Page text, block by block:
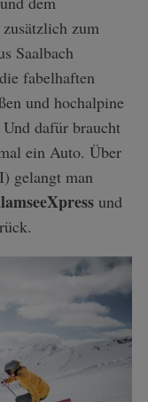
zum
Saalbach
fabelhaften
und hochalpine
dafür braucht
ein Auto. Über
gelangt man
und